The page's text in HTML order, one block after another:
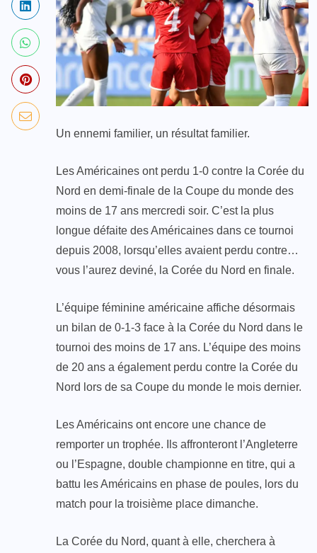
Un ennemi familier, un résultat familier.
Les Américaines ont perdu 1-0 contre la Corée du
Nord en demi-finale de la Coupe du monde des
moins de 17 ans mercredi soir. C’est la plus
longue défaite des Américaines dans ce tournoi
depuis 2008, lorsqu’elles avaient perdu contre…
vous l’aurez deviné, la Corée du Nord en finale.
L’équipe féminine américaine affiche désormais
un bilan de 0-1-3 face à la Corée du Nord dans le
tournoi des moins de 17 ans. L’équipe des moins
de 20 ans a également perdu contre la Corée du
Nord lors de sa Coupe du monde le mois dernier.
Les Américains ont encore une chance de
remporter un trophée. Ils affronteront l’Angleterre
ou l’Espagne, double championne en titre, qui a
battu les Américains en phase de poules, lors du
match pour la troisième place dimanche.
La Corée du Nord, quant à elle, cherchera à